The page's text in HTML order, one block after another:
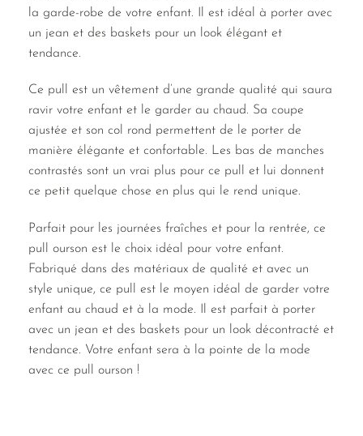
la garde-robe de votre enfant. Il est idéal à porter avec
un jean et des baskets pour un look élégant et
tendance.
Ce pull est un vêtement d’une grande qualité qui saura
ravir votre enfant et le garder au chaud. Sa coupe
ajustée et son col rond permettent de le porter de
manière élégante et confortable. Les bas de manches
contrastés sont un vrai plus pour ce pull et lui donnent
ce petit quelque chose en plus qui le rend unique.
Parfait pour les journées fraîches et pour la rentrée, ce
pull ourson est le choix idéal pour votre enfant.
Fabriqué dans des matériaux de qualité et avec un
style unique, ce pull est le moyen idéal de garder votre
enfant au chaud et à la mode. Il est parfait à porter
avec un jean et des baskets pour un look décontracté et
tendance. Votre enfant sera à la pointe de la mode
avec ce pull ourson !